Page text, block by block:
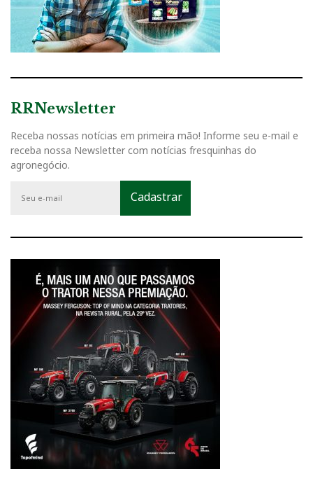
RRNewsletter
Receba nossas notícias em primeira mão! Informe seu e-mail e
receba nossa Newsletter com notícias fresquinhas do
agronegócio.